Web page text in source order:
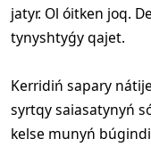
jatyr. Ol óitken joq.
tynyshtyǵy qajet.
Kerridiń sapary
syrtqy saiasatynyń
kelse munyń